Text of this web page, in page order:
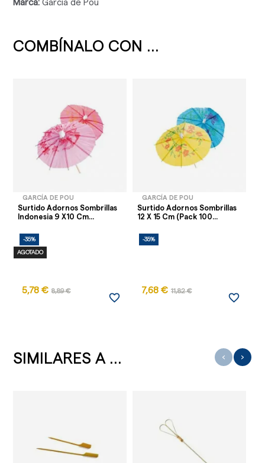
Marca: García de Pou
COMBÍNALO CON ...
GARCÍA DE POU
Surtido Adornos Sombrillas
Indonesia 9 X10 Cm...
-35%
AGOTADO
5,78 € 8,89 €
favorite_border
GARCÍA DE POU
Surtido Adornos Sombrillas
12 X 15 Cm (Pack 100...
-35%
7,68 € 11,82 €
favorite_border
SIMILARES A ... ‹ ›